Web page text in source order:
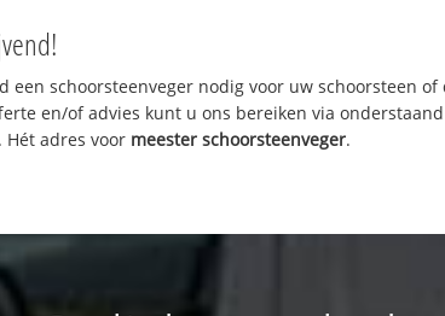
een schoorsteenveger nodig voor uw schoorsteen of
en/of advies kunt u ons bereiken via onderstaand
adres voor meester schoorsteenveger.